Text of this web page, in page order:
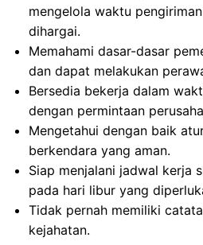
mengelola waktu
dihargai.
Memahami dasar-dasar
dan dapat melakukan
Bersedia bekerja dalam
dengan permintaan
Mengetahui dengan baik
berkendara yang aman.
Siap menjalani jadwal kerja
pada hari libur yang
Tidak pernah memiliki
kejahatan.